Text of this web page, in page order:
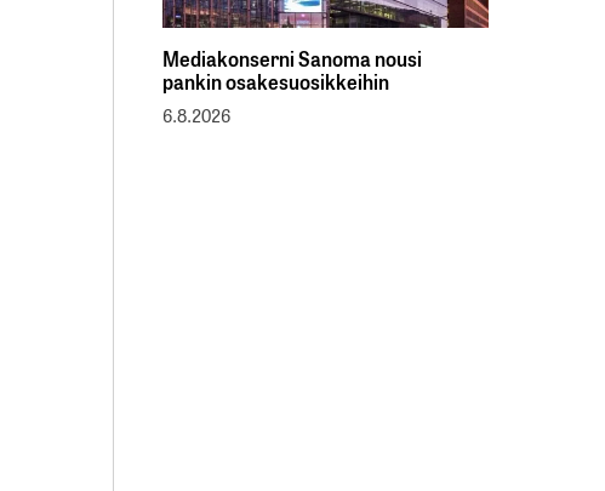
Mediakonserni Sanoma nousi
pankin osakesuosikkeihin
6.8.2026